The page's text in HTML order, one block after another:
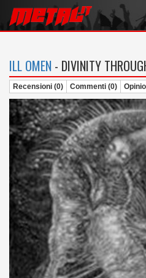
ILL OMEN - DIVINITY
Recensioni (0) Commenti (0)